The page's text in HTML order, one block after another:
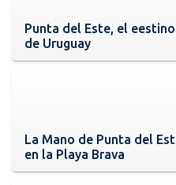
Punta del Este, el
de Uruguay
La Mano de Punta del
en la Playa Brava